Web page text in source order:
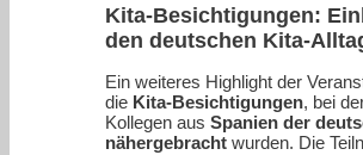
Kita-Besichtigungen:
den deutschen Kita-
Ein weiteres Highlight der
die Kita-Besichtigungen, bei
Kollegen aus Spanien der
nähergebracht wurden. Die